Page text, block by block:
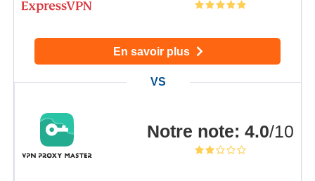
En savoir plus
Notre note: 4.0/10